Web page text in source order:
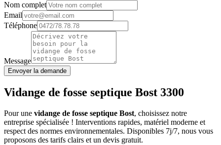
Nom complet
Email
Téléphone
Message
Envoyer la demande
Vidange de fosse septique Bost 3300
Pour une vidange de fosse septique Bost, choisissez notre
entreprise spécialisée ! Interventions rapides, matériel moderne et
respect des normes environnementales. Disponibles 7j/7, nous vous
proposons des tarifs clairs et un devis gratuit.